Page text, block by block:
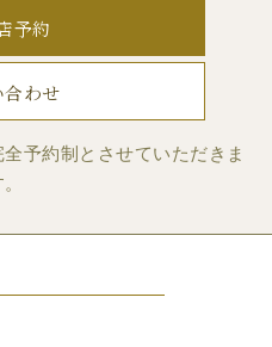
予約
合わせ
予約制とさせていただきま